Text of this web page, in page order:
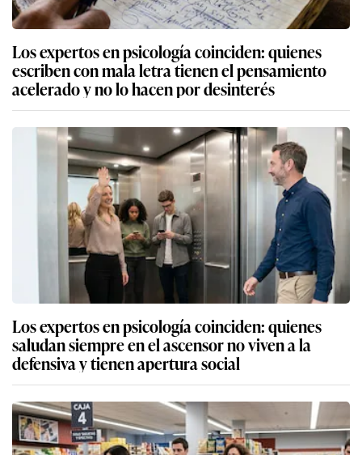
Los expertos en psicología coinciden: quienes
escriben con mala letra tienen el pensamiento
acelerado y no lo hacen por desinterés
Los expertos en psicología coinciden: quienes
saludan siempre en el ascensor no viven a la
defensiva y tienen apertura social